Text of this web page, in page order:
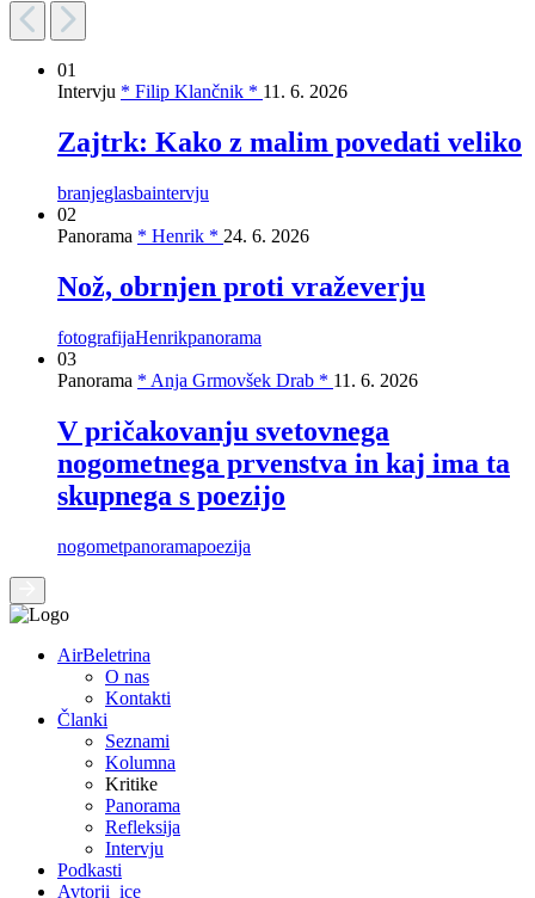
01
Intervju * Filip Klančnik * 11. 6. 2026
Zajtrk: Kako z malim povedati veliko
branjeglasbaintervju
02
Panorama * Henrik * 24. 6. 2026
Nož, obrnjen proti vraževerju
fotografijaHenrikpanorama
03
Panorama * Anja Grmovšek Drab * 11. 6. 2026
V pričakovanju svetovnega
nogometnega prvenstva in kaj ima ta
skupnega s poezijo
nogometpanoramapoezija
AirBeletrina
O nas
Kontakti
Članki
Seznami
Kolumna
Kritike
Panorama
Refleksija
Intervju
Podkasti
Avtorji_ice